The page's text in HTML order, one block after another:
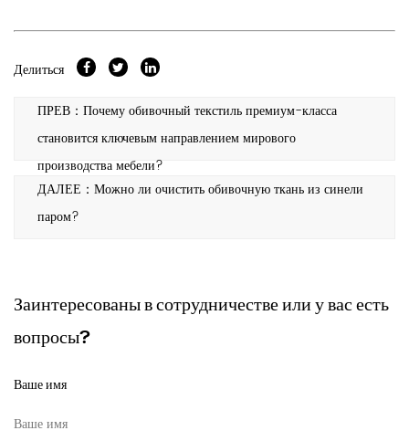
Делиться
ПРЕВ：Почему обивочный текстиль премиум-класса
становится ключевым направлением мирового
производства мебели?
ДАЛЕЕ：Можно ли очистить обивочную ткань из синели
паром?
Заинтересованы в сотрудничестве или у вас есть
вопросы?
Ваше имя